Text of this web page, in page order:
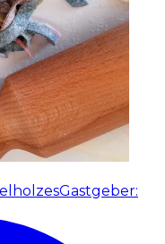
Gastgeber: